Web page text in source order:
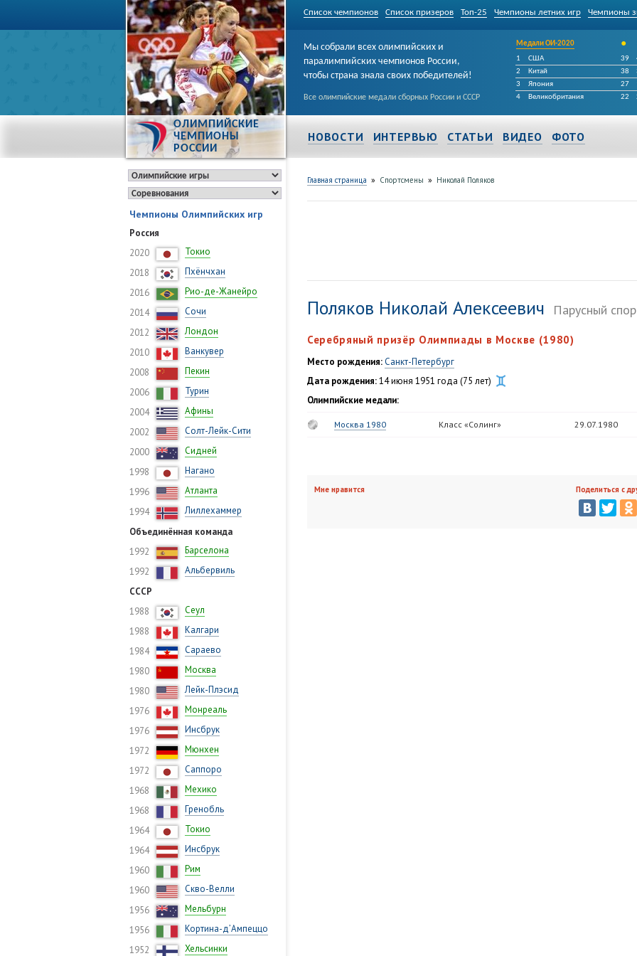
Список чемпионов Список призеров Топ-25 Чемпионы летних игр Чемпионы
ОЛИМПИЙСКИЕ
ЧЕМПИОНЫ
РОССИИ
Мы собрали всех олимпийских и
паралимпийских чемпионов России,
чтобы страна знала своих победителей!
Все олимпийские медали сборных России и СССР
Медали ОИ-2020 •
1
США 39
2
Китай 38
3
Япония 27
4
Великобритания 22
НОВОСТИ ИНТЕРВЬЮ СТАТЬИ ВИДЕО ФОТО
Чемпионы Олимпийских игр
Россия
2020
Токио
2018
Пхёнчхан
2016
Рио-де-Жанейро
2014
Сочи
2012
Лондон
2010
Ванкувер
2008
Пекин
2006
Турин
2004
Афины
2002
Солт-Лейк-Сити
2000
Сидней
1998
Нагано
1996
Атланта
1994
Лиллехаммер
Объединённая команда
1992
Барселона
1992
Альбервиль
СССР
1988
Сеул
1988
Калгари
1984
Сараево
1980
Москва
1980
Лейк-Плэсид
1976
Монреаль
1976
Инсбрук
1972
Мюнхен
1972
Саппоро
1968
Мехико
1968
Гренобль
1964
Токио
1964
Инсбрук
1960
Рим
1960
Скво-Велли
1956
Мельбурн
1956
Кортина-д’Ампеццо
1952
Хельсинки
Главная страница » Спортсмены » Николай Поляков
Поляков Николай Алексеевич Парусный
Серебряный призёр Олимпиады в Москве (1980)
Место рождения:Санкт-Петербург
Дата рождения:14 июня 1951 года (75 лет)
Олимпийские медали:
Москва 1980 Класс «Солинг» 29.07.1980
Мне нравится Поделиться с